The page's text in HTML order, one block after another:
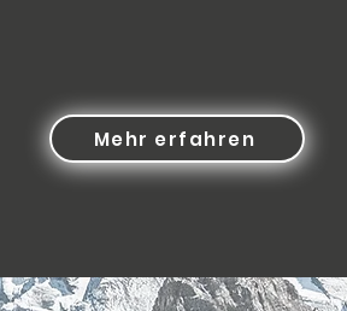
Mehr erfahren